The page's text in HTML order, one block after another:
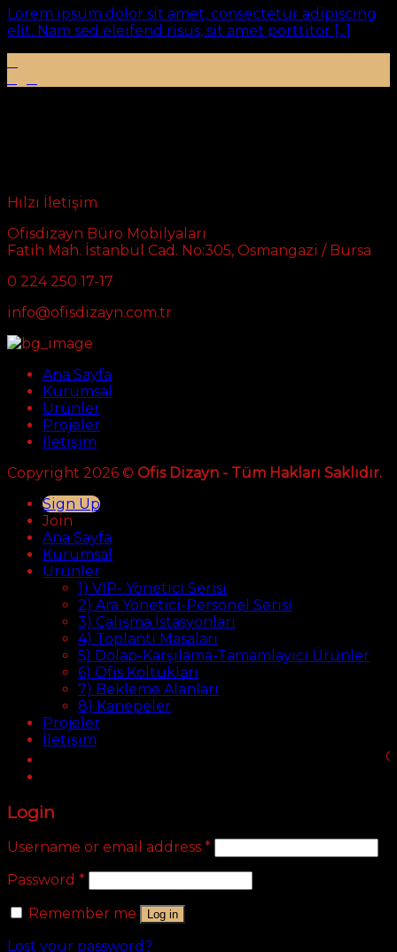
Lorem ipsum dolor sit amet, consectetur adipiscing
elit. Nam sed eleifend risus, sit amet porttitor [...]
Hılzı İletişim
Ofisdizayn Büro Mobilyaları
Fatih Mah. İstanbul Cad. No:305, Osmangazi / Bursa
0 224 250 17-17
info@ofisdizayn.com.tr
Ana Sayfa
Kurumsal
Ürünler
Projeler
İletişim
Copyright 2026 © Ofis Dizayn - Tüm Hakları Saklıdır.
Sign Up
Join
Ana Sayfa
Kurumsal
Ürünler
1) VIP- Yönetici Serisi
2) Ara Yönetici-Personel Serisi
3) Çalışma İstasyonları
4) Toplantı Masaları
5) Dolap-Karşılama-Tamamlayıcı Ürünler
6) Ofis Koltukları
7) Bekleme Alanları
8) Kanepeler
Projeler
İletişim
Login
Username or email address *
Password *
Remember me
Log in
Lost your password?